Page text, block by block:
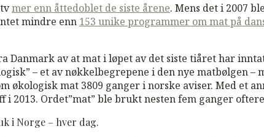
mer enn åttedoblet de siste årene. Mens det i 2007
mindre enn 153 unike programmer om mat på
av at mat i løpet av det siste tiåret har
– et av nøkkelbegrepene i den nye matbølgen
økologisk mat 3809 ganger i norske aviser. Med et
Ordet”mat” ble brukt nesten fem ganger
i Norge – hver dag.